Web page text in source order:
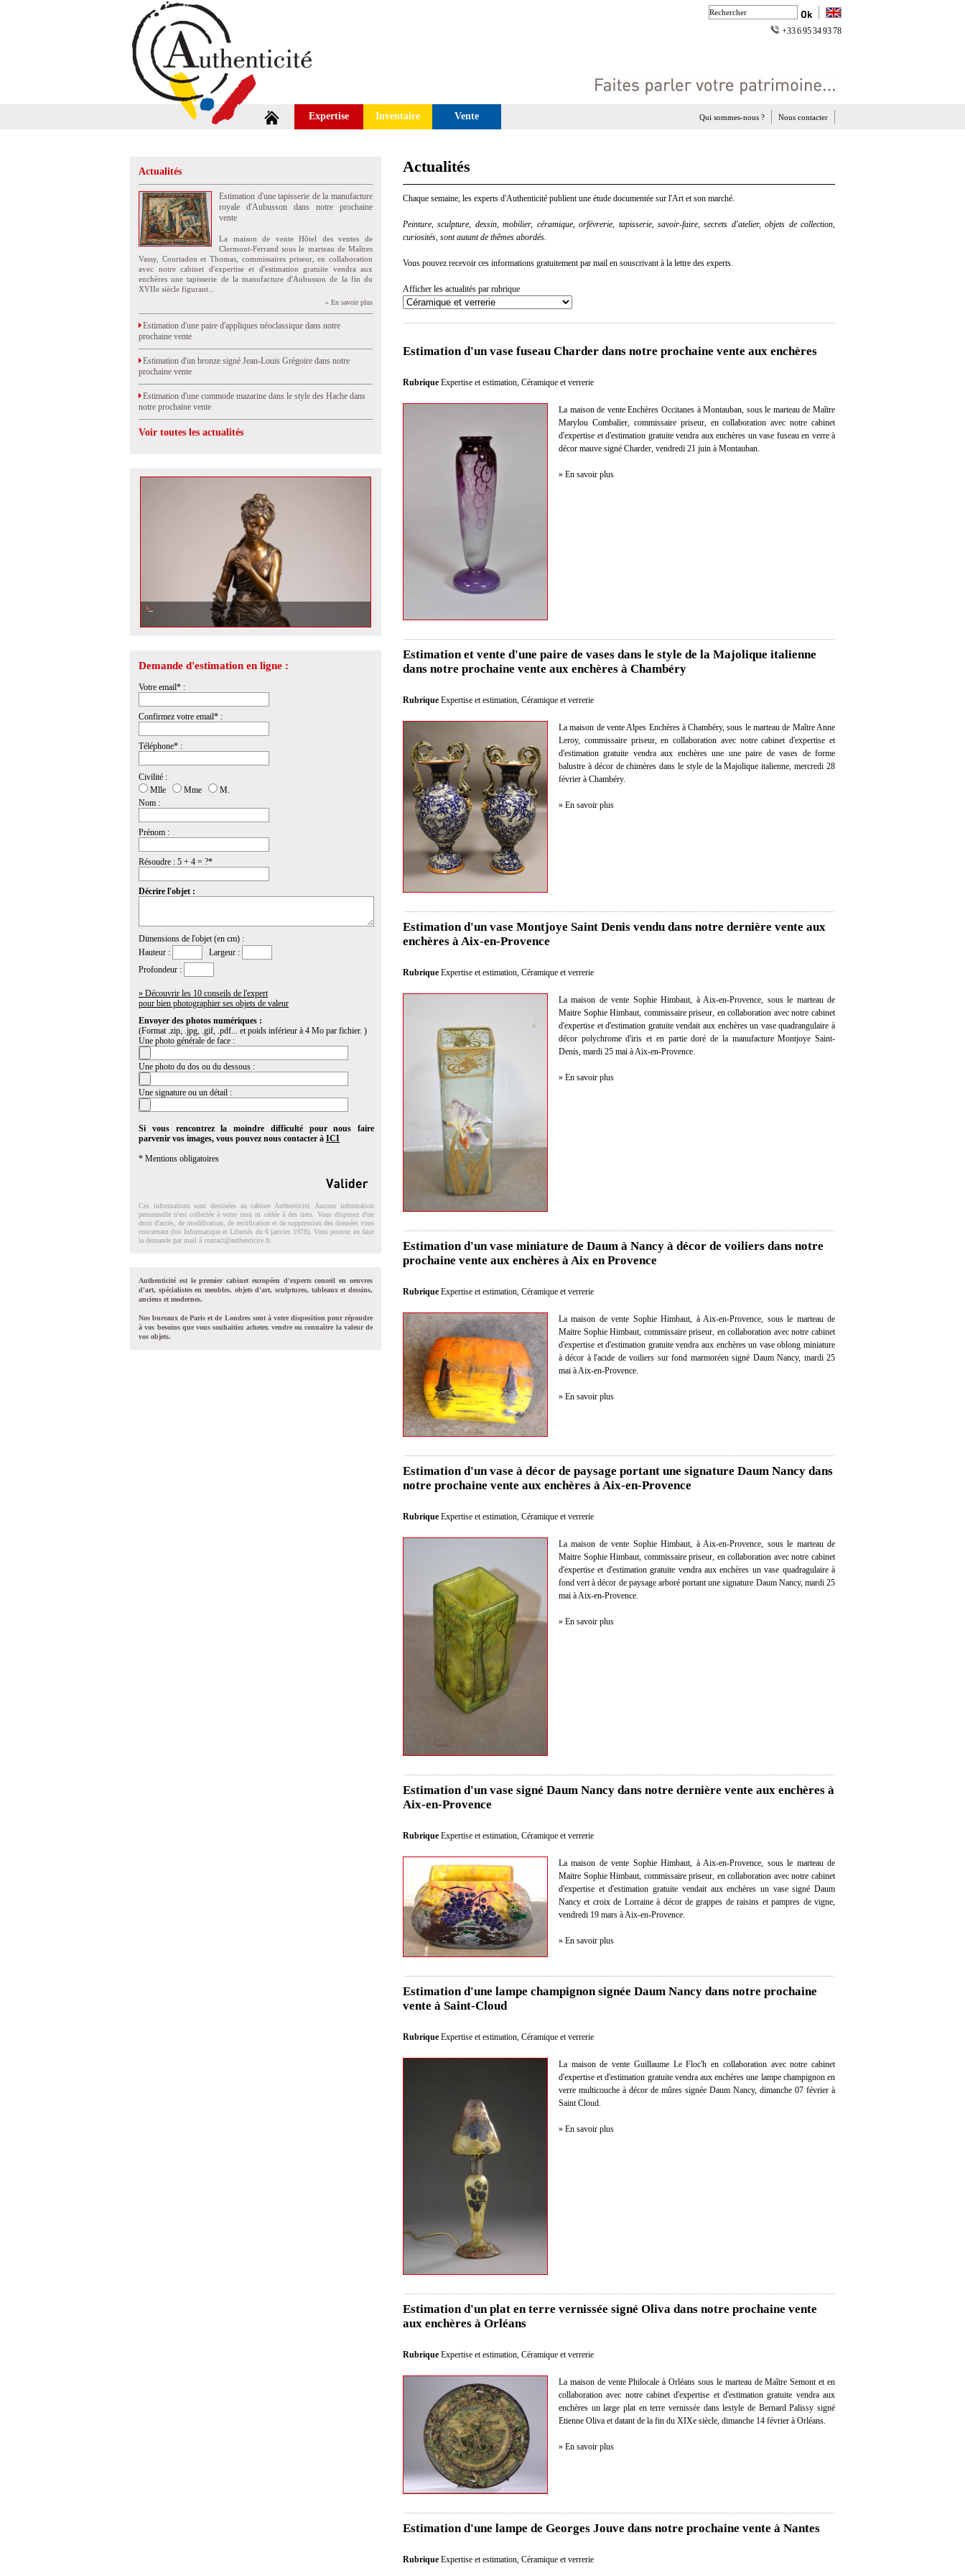
+33 6 95 34 93 78
Expertise Inventaire Vente Nous contacter
Qui sommes-nous ?
Actualités
Estimation d'une tapisserie de la manufacture
royale d'Aubusson dans notre prochaine
vente
La maison de vente Hôtel des ventes de
Clermont-Ferrand sous le marteau de Maîtres
Vassy, Courtadon et Thomas, commissaires priseur, en collaboration
avec notre cabinet d'expertise et d'estimation gratuite vendra aux
enchères une tapisserie de la manufacture d'Aubusson de la fin du
XVIIe siècle figurant...
» En savoir plus
Estimation d'une paire d'appliques néoclassique dans notre
prochaine vente
Estimation d'un bronze signé Jean-Louis Grégoire dans notre
prochaine vente
Estimation d'une commode mazarine dans le style des Hache dans
notre prochaine vente
Voir toutes les actualités
Estimation d'un bronze signé Jean-Louis Grégoire dans notre prochaine
Demande d'estimation en ligne :
Votre email* :
Confirmez votre email* :
Téléphone* :
Civilité :
Mlle
Mme
M.
Nom :
Prénom :
Résoudre : 5 + 4 = ?*
Décrire l'objet :
Dimensions de l'objet (en cm) :
Hauteur :
Largeur :
Profondeur :
» Découvrir les 10 conseils de l'expert
pour bien photographier ses objets de valeur
Envoyer des photos numériques :
(Format .zip, .jpg, .gif, .pdf... et poids inférieur à 4 Mo par fichier. )
Une photo générale de face :
Une photo du dos ou du dessous :
Une signature ou un détail :
Si vous rencontrez la moindre difficulté pour nous faire
parvenir vos images, vous pouvez nous contacter à ICI
* Mentions obligatoires
Ces informations sont destinées au cabinet Authenticité. Aucune information
personnelle n'est collectée à votre insu ni cédée à des tiers. Vous disposez d'un
droit d'accés, de modification, de rectification et de suppression des données vous
concernant (loi Informatique et Libertés du 6 janvier 1978). Vous pouvez en faire
la demande par mail à contact@authenticite.fr.
Authenticité est le premier cabinet européen d'experts conseil en oeuvres
d'art, spécialistes en meubles, objets d'art, sculptures, tableaux et dessins,
anciens et modernes.
Nos bureaux de Paris et de Londres sont à votre disposition pour répondre
à vos besoins que vous souhaitiez acheter, vendre ou connaître la valeur de
vos objets.
Actualités
Chaque semaine, les experts d'Authenticité publient une étude documentée sur l'Art et son marché.
Peinture, sculpture, dessin, mobilier, céramique, orfévrerie, tapisserie, savoir-faire, secrets d'atelier, objets de collection,
curiosités, sont autant de thêmes abordés.
Vous pouvez recevoir ces informations gratuitement par mail en souscrivant à la lettre des experts.
Afficher les actualités par rubrique
Estimation d'un vase fuseau Charder dans notre prochaine vente aux enchères
Rubrique Expertise et estimation, Céramique et verrerie
La maison de vente Enchères Occitanes à Montauban, sous le marteau de Maître
Marylou Combalier, commissaire priseur, en collaboration avec notre cabinet
d'expertise et d'estimation gratuite vendra aux enchères un vase fuseau en verre à
décor mauve signé Charder, vendredi 21 juin à Montauban.
» En savoir plus
Estimation et vente d'une paire de vases dans le style de la Majolique italienne
dans notre prochaine vente aux enchères à Chambéry
Rubrique Expertise et estimation, Céramique et verrerie
La maison de vente Alpes Enchères à Chambéry, sous le marteau de Maître Anne
Leroy, commissaire priseur, en collaboration avec notre cabinet d'expertise et
d'estimation gratuite vendra aux enchères une une paire de vases de forme
balustre à décor de chimères dans le style de la Majolique italienne, mercredi 28
février à Chambéry.
» En savoir plus
Estimation d'un vase Montjoye Saint Denis vendu dans notre dernière vente aux
enchères à Aix-en-Provence
Rubrique Expertise et estimation, Céramique et verrerie
La maison de vente Sophie Himbaut, à Aix-en-Provence, sous le marteau de
Maitre Sophie Himbaut, commissaire priseur, en collaboration avec notre cabinet
d'expertise et d'estimation gratuite vendait aux enchères un vase quadrangulaire à
décor polychrome d'iris et en partie doré de la manufacture Montjoye Saint-
Denis, mardi 25 mai à Aix-en-Provence.
» En savoir plus
Estimation d'un vase miniature de Daum à Nancy à décor de voiliers dans notre
prochaine vente aux enchères à Aix en Provence
Rubrique Expertise et estimation, Céramique et verrerie
La maison de vente Sophie Himbaut, à Aix-en-Provence, sous le marteau de
Maitre Sophie Himbaut, commissaire priseur, en collaboration avec notre cabinet
d'expertise et d'estimation gratuite vendra aux enchères un vase oblong miniature
à décor à l'acide de voiliers sur fond marmoréen signé Daum Nancy, mardi 25
mai à Aix-en-Provence.
» En savoir plus
Estimation d'un vase à décor de paysage portant une signature Daum Nancy dans
notre prochaine vente aux enchères à Aix-en-Provence
Rubrique Expertise et estimation, Céramique et verrerie
La maison de vente Sophie Himbaut, à Aix-en-Provence, sous le marteau de
Maitre Sophie Himbaut, commissaire priseur, en collaboration avec notre cabinet
d'expertise et d'estimation gratuite vendra aux enchères un vase quadragulaire à
fond vert à décor de paysage arboré portant une signature Daum Nancy, mardi 25
mai à Aix-en-Provence.
» En savoir plus
Estimation d'un vase signé Daum Nancy dans notre dernière vente aux enchères à
Aix-en-Provence
Rubrique Expertise et estimation Céramique et verrerie
La maison de vente Sophie Himbaut, à Aix-en-Provence, sous le marteau de
Maitre Sophie Himbaut, commissaire priseur, en collaboration avec notre cabinet
d'expertise et d'estimation gratuite vendait aux enchères un vase signé Daum
Nancy et croix de Lorraine à décor de grappes de raisins et pampres de vigne,
vendredi 19 mars à Aix-en-Provence.
» En savoir plus
Estimation d'une lampe champignon signée Daum Nancy dans notre prochaine
vente à Saint-Cloud
Rubrique Expertise et estimation, Céramique et verrerie
La maison de vente Guillaume Le Floc'h en collaboration avec notre cabinet
d'expertise et d'estimation gratuite vendra aux enchères une lampe champignon en
verre multicouche à décor de mûres signée Daum Nancy, dimanche 07 février à
Saint Cloud.
» En savoir plus
Estimation d'un plat en terre vernissée signé Oliva dans notre prochaine vente
aux enchères à Orléans
Rubrique Expertise et estimation, Céramique et verrerie
La maison de vente Philocale à Orléans sous le marteau de Maître Semont et en
collaboration avec notre cabinet d'expertise et d'estimation gratuite vendra aux
enchères un large plat en terre vernissée dans lestyle de Bernard Palissy signé
Etienne Oliva et datant de la fin du XIXe siècle, dimanche 14 février à Orléans.
» En savoir plus
Estimation d'une lampe de Georges Jouve dans notre prochaine vente à Nantes
Rubrique Expertise et estimation, Céramique et verrerie